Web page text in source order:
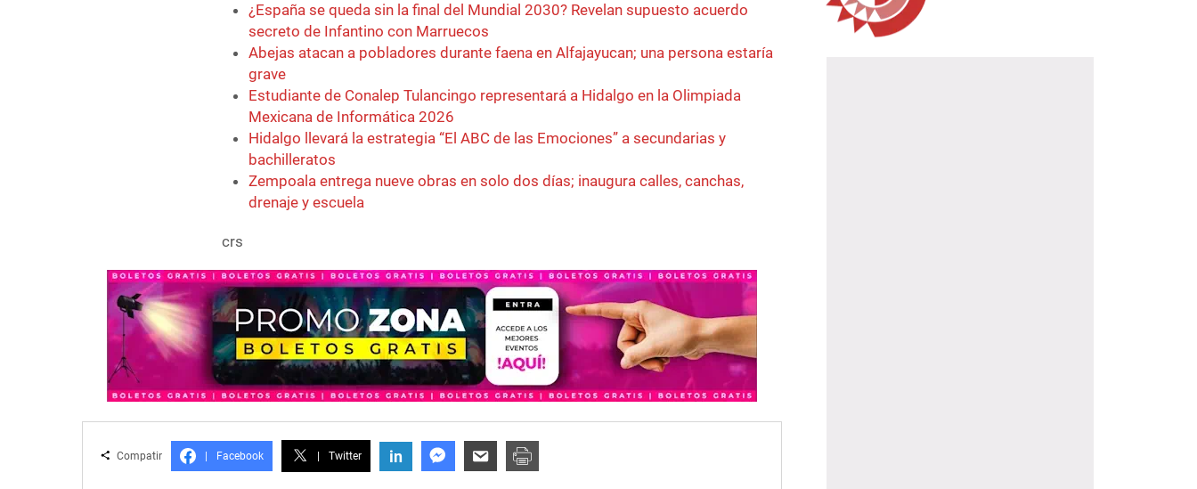
¿España se queda sin la final del Mundial 2030? Revelan supuesto acuerdo
secreto de Infantino con Marruecos
Abejas atacan a pobladores durante faena en Alfajayucan; una persona estaría
grave
Estudiante de Conalep Tulancingo representará a Hidalgo en la Olimpiada
Mexicana de Informática 2026
Hidalgo llevará la estrategia “El ABC de las Emociones” a secundarias y
bachilleratos
Zempoala entrega nueve obras en solo dos días; inaugura calles, canchas,
drenaje y escuela
crs
Compatir Facebook Twitter in